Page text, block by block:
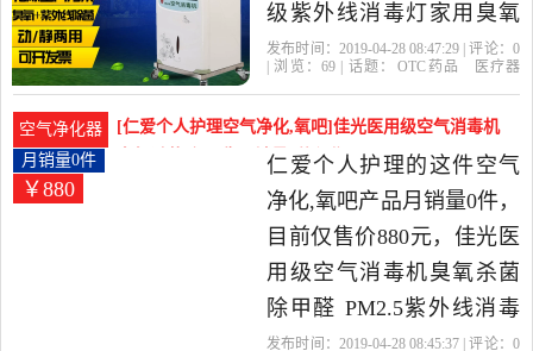
级紫外线消毒灯家用臭氧
净化器杀菌壁挂移动式是
店精选OTC药品,医疗器械,
计生用品当中性价比很高
的6857消毒和灭菌，由上
海发货。
发布时间：2019-04-28 08:47:29 | 评论： 0
| 浏览： 69 | 话题： OTC药品
医疗器
空气净化器
[仁爱个人护理空气净化,氧吧]佳光医用级空气消毒机
臭氧杀菌除甲醛 月销量0件仅售880元
￥880
月销量0件
仁爱个人护理的这件空气
净化,氧吧产品月销量0件，
目前仅售价880元，佳光医
用级空气消毒机臭氧杀菌
除甲醛 PM2.5紫外线消毒
家用净化器是2019年仁爱
发布时间：2019-04-28 08:45:37 | 评论： 0